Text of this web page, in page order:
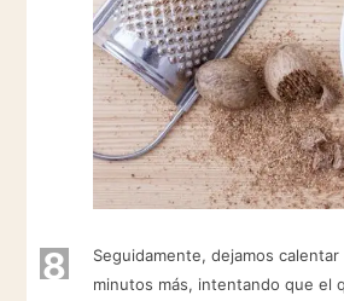
8
Seguidamente, dejamos
minutos más, intentando que el